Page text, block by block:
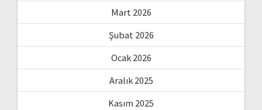
Mart 2026
Şubat 2026
Ocak 2026
Aralık 2025
Kasım 2025